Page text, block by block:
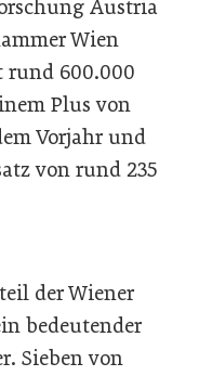
Austria
Wien
rund 600.000
Plus von
Vorjahr und
von rund 235
der Wiener
bedeutender
Sieben von